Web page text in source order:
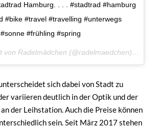
Hamburg. . . . #stadtrad #hamburg
#bike #travel #travelling #unterwegs
#frühling #spring
Ein Beitrag geteilt von Radelmädchen (@radelmaedchen) am
sich dabei von Stadt zu
variieren deutlich in der Optik und der
der Leihstation. Auch die Preise können
sein. Seit März 2017 stehen